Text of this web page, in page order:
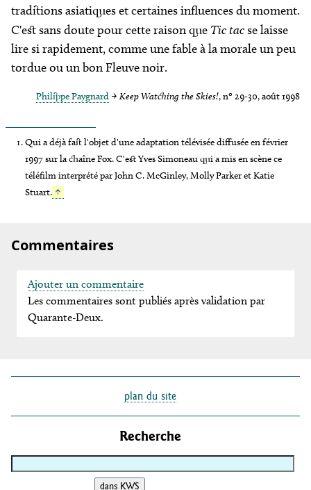
traditions asiatiques et certaines influences du moment.
C'est sans doute pour cette raison que Tic tacse laisse
lire si rapidement, comme une fable à la morale un peu
tordue ou un bon Fleuve noir.
Philippe Paygnard → Keep Watching the Skies!, nº 29-30, août 1998
Qui a déjà fait l'objet d'une adaptation télévisée diffusée en février
1997 sur la chaîne Fox. C'est Yves Simoneau qui a mis en scène ce
téléfilm interprété par John C. McGinley, Molly Parker et Katie
Stuart. ↑
Commentaires
Ajouter un commentaire
Les commentaires sont publiés après validation par
Quarante-Deux.
plan du site
Recherche